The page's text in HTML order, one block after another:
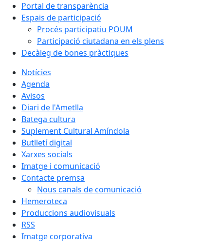
Portal de transparència
Espais de participació
Procés participatiu POUM
Participació ciutadana en els plens
Decàleg de bones pràctiques
Notícies
Agenda
Avisos
Diari de l'Ametlla
Batega cultura
Suplement Cultural Amíndola
Butlletí digital
Xarxes socials
Imatge i comunicació
Contacte premsa
Nous canals de comunicació
Hemeroteca
Produccions audiovisuals
RSS
Imatge corporativa